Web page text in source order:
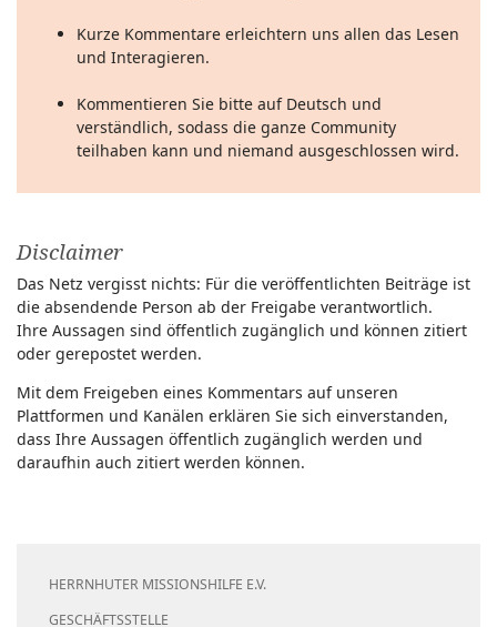
Kurze Kommentare erleichtern uns allen das Lesen
und Interagieren.
Kommentieren Sie bitte auf Deutsch und
verständlich, sodass die ganze Community
teilhaben kann und niemand ausgeschlossen wird.
Disclaimer
Das Netz vergisst nichts: Für die veröffentlichten Beiträge ist
die absendende Person ab der Freigabe verantwortlich.
Ihre Aussagen sind öffentlich zugänglich und können zitiert
oder gerepostet werden.
Mit dem Freigeben eines Kommentars auf unseren
Plattformen und Kanälen erklären Sie sich einverstanden,
dass Ihre Aussagen öffentlich zugänglich werden und
daraufhin auch zitiert werden können.
HERRNHUTER MISSIONSHILFE E.V.
GESCHÄFTSSTELLE